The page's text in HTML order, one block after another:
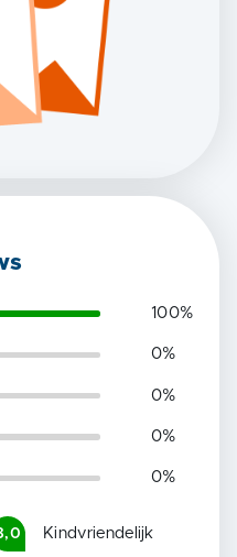
100%
0%
0%
0%
0%
Kindvriendelijk